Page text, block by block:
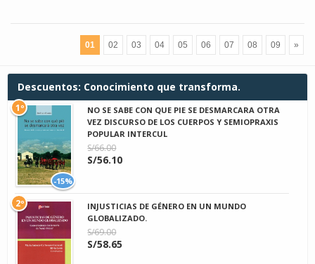
01 02 03 04 05 06 07 08 09 »
Descuentos: Conocimiento que transforma.
-15%
NO SE SABE CON QUE PIE SE DESMARCARA OTRA
VEZ DISCURSO DE LOS CUERPOS Y SEMIOPRAXIS
POPULAR INTERCUL
S/66.00
S/56.10
1º
INJUSTICIAS DE GÉNERO EN UN MUNDO
GLOBALIZADO.
S/69.00
S/58.65
2º